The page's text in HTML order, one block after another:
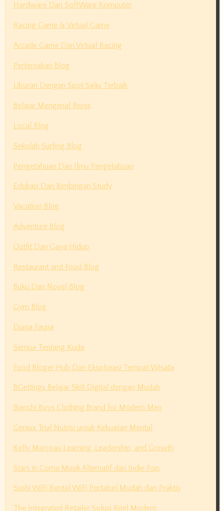
Hardware Dan SoftWare Komputer
Racing Game & Virtual Game
Arcade Game Dan Virtual Racing
Perternakan Blog
Liburan Dengan Spot Salju Terbaik
Belajar Mengenal Bisnis
Local Blog
Sekolah Surfing Blog
Pengetahuan Dan Ilmu Pengetahuan
Edukasi Dan Bimbingan Study
Vacation Blog
Adventure Blog
Outfit Dan Gaya Hidup
Restaurant and Food Blog
Buku Dan Novel Blog
Gym Blog
Dunia Fauna
Semua Tentang Kuda
Food Bloger Hub Dan Eksplorasi Tempat Wisata
BGettings Belajar Skill Digital dengan Mudah
Bianchi Boys Clothing Brand for Modern Men
Geniux Trial Nutrisi untuk Kekuatan Mental
Kelly Marceau Learning, Leadership, and Growth
Stars in Coma Musik Alternatif dan Indie Pop
Sushi WiFi Rental WiFi Portabel Mudah dan Praktis
The Integrated Retailer Solusi Ritel Modern